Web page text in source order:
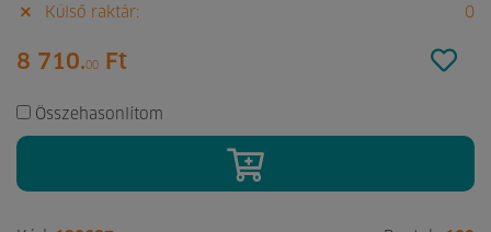
Külső raktár:
0
8 710.00 Ft
Összehasonlítom